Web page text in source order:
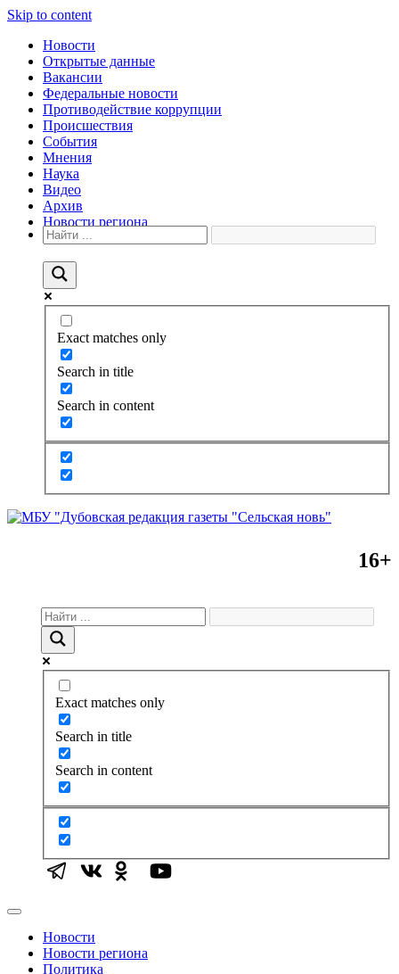
Skip to content
Новости
Открытые данные
Вакансии
Федеральные новости
Противодействие коррупции
Происшествия
События
Мнения
Наука
Видео
Архив
Новости региона
Exact matches only
Search in title
Search in content
16+
Exact matches only
Search in title
Search in content
Новости
Новости региона
Политика